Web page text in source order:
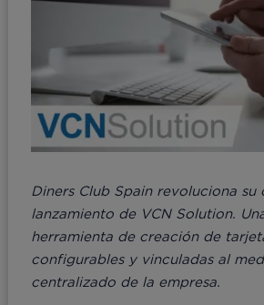
Diners Club Spain revoluciona
lanzamiento de VCN Solution.
herramienta de creación de
configurables y vinculadas al
centralizado de la empresa.